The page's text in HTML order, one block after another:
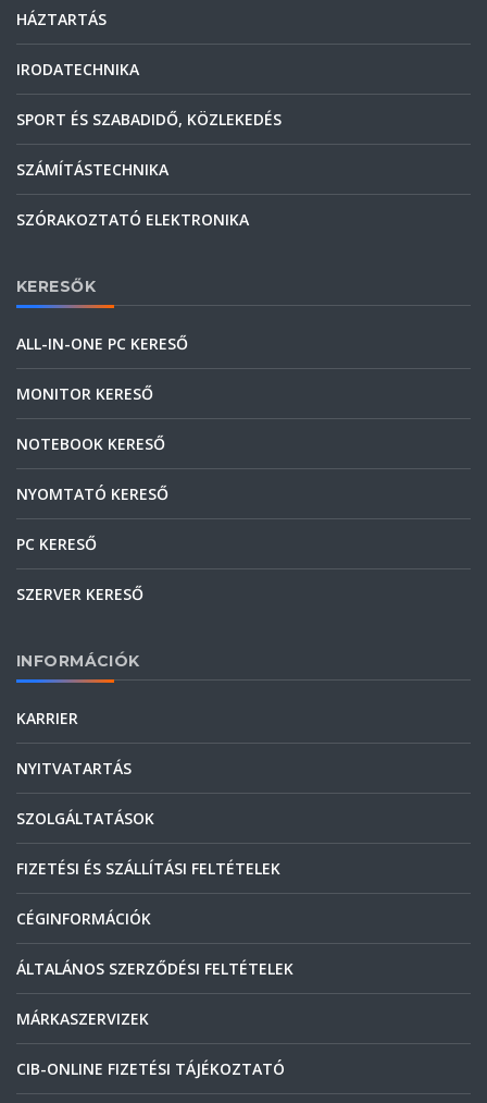
HÁZTARTÁS
IRODATECHNIKA
SPORT ÉS SZABADIDŐ, KÖZLEKEDÉS
SZÁMÍTÁSTECHNIKA
SZÓRAKOZTATÓ ELEKTRONIKA
KERESŐK
ALL-IN-ONE PC KERESŐ
MONITOR KERESŐ
NOTEBOOK KERESŐ
NYOMTATÓ KERESŐ
PC KERESŐ
SZERVER KERESŐ
INFORMÁCIÓK
KARRIER
NYITVATARTÁS
SZOLGÁLTATÁSOK
FIZETÉSI ÉS SZÁLLÍTÁSI FELTÉTELEK
CÉGINFORMÁCIÓK
ÁLTALÁNOS SZERZŐDÉSI FELTÉTELEK
MÁRKASZERVIZEK
CIB-ONLINE FIZETÉSI TÁJÉKOZTATÓ